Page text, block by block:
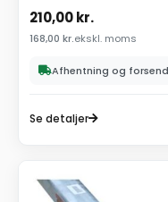
210,00kr.
168,00 kr.ekskl. moms
Afhentning og
Se detaljer